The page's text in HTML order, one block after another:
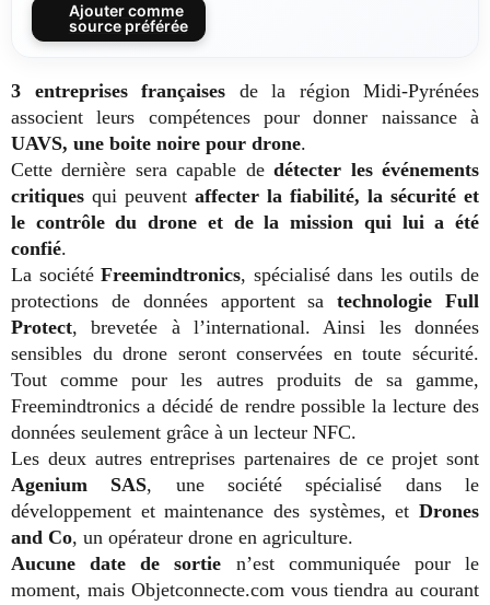
Ajouter comme
source préférée
3 entreprises françaises de la région Midi-Pyrénées
associent leurs compétences pour donner naissance à
UAVS, une boite noire pour drone.
Cette dernière sera capable dedétecter les événements
critiques qui peuvent affecter la fiabilité, la sécurité et
le contrôle du drone et de la mission qui lui a été
confié.
La sociétéFreemindtronics, spécialisé dans les outils de
protections de données apportent satechnologie Full
Protect, brevetée à l’international. Ainsi les données
sensibles du drone seront conservées en toute sécurité.
Tout comme pour les autres produits de sa gamme,
Freemindtronics a décidé de rendre possible la lecture des
données seulement grâce à un lecteur NFC.
Les deux autres entreprises partenaires de ce projet sont
Agenium SAS, une société spécialisé dans le
développement et maintenance des systèmes, et Drones
and Co, un opérateur drone en agriculture.
Aucune date de sortie n’est communiquée pour le
moment, mais Objetconnecte.com vous tiendra au courant